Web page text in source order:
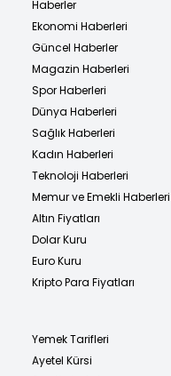
Haberler
Ekonomi Haberleri
Güncel Haberler
Magazin Haberleri
Spor Haberleri
Dünya Haberleri
Sağlık Haberleri
Kadın Haberleri
Teknoloji Haberleri
Memur ve Emekli Haberleri
Altın Fiyatları
Dolar Kuru
Euro Kuru
Kripto Para Fiyatları
Yemek Tarifleri
Ayetel Kürsi